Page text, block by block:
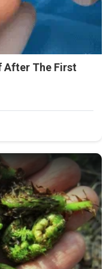
After The First